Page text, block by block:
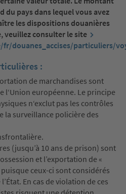
du pays dans lequel vous avez
les dispositions douanières
veuillez consulter le site
douanes_accises/particuliers/
:
de marchandises sont
l‘Union européenne. Le principe
n‘exclut pas les contrôles
la surveillance policière des
(jusqu’à 10 ans de prison) sont
et l’exportation de «
ceux-ci sont considérés
En cas de violation de ces